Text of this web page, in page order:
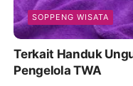
SOPPENG WISATA
Terkait Handuk
Pengelola TWA